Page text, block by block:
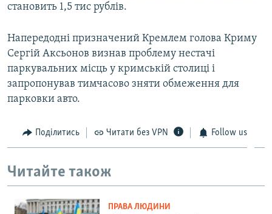
становить 1,5 тис рублів.
Напередодні призначений Кремлем голова Криму
Сергій Аксьонов визнав проблему нестачі
паркувальних місць у кримській столиці і
запропонував тимчасово зняти обмеження для
парковки авто.
Поділитись Читати без VPN Follow us
Читайте також
ПРАВА ЛЮДИНИ